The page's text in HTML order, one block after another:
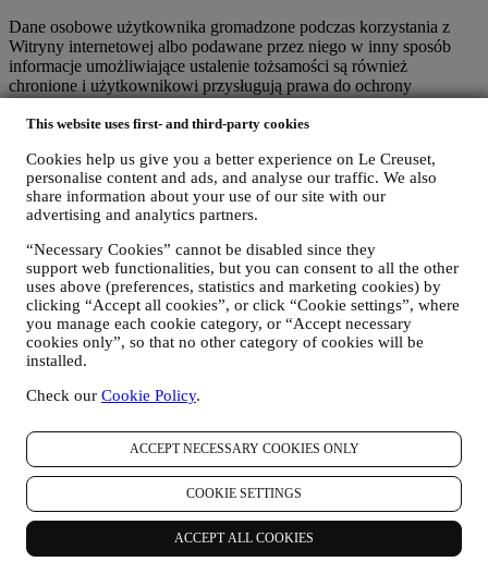
This website uses first- and third-party cookies
Cookies help us give you a better experience on Le Creuset,
personalise content and ads, and analyse our traffic. We also
share information about your use of our site with our
advertising and analytics partners.
“Necessary Cookies” cannot be disabled since they
support web functionalities, but you can consent to all the other
uses above (preferences, statistics and marketing cookies) by
clicking “Accept all cookies”, or click “Cookie settings”, where
you manage each cookie category, or “Accept necessary
cookies only”, so that no other category of cookies will be
installed.
Check our Cookie Policy.
ACCEPT NECESSARY COOKIES ONLY
COOKIE SETTINGS
ACCEPT ALL COOKIES
Dane osobowe użytkownika gromadzone podczas korzystania z
Witryny internetowej albo podawane przez niego w inny sposób
informacje umożliwiające ustalenie tożsamości są również
chronione i użytkownikowi przysługują prawa do ochrony
2. KTO GROMADZI DANE UŻYTKOWNIKA?
commerce oferowanych za pośrednictwem Witryny internetowej jest
Le Creuset Poland Sp. z o.o. z siedzibą pod adresem ul.
Marszałkowska 126/134, 00-008 Warszawa.
Jeżeli użytkownik zdecyduje się otrzymywać od nas materiały
marketingowe, stanie się częścią bazy danych klientów grupy Le
Creuset, którą zarządza spółka Le Creuset Group AG działającą w
charakterze administratora z siedzibą pod adresem Neuhofstrasse 4 ,
Baar, Zug, 6340 Szwajcaria (która wyznaczyła jako przedstawiciela
w UE Le Creuset SL, numer VAT B62153630, z siedzibą w Paseo
de Gracia 9, 2º, 08007 Barcelona, Hiszpania), w oparciu o umowę o
współadministrowaniu, która zasadniczo zapewnia (a) Le Creuset
spersonalizowaną obsługę klienta; (b) lokalne podmioty Le Creuset
niezależnie opracowujące komunikację/inicjatywy marketingowe
lokalnie w Polsce (c) obaj współadministratorzy zobowiązani do
rozpatrywania wniosków o prawa osoby, której dane dotyczą.
3. DLACZEGO GROMADZIMY TE DANE?
Dane osobowe mogą być przetwarzane do następujących celów:
W CELU WYPEŁNIENIA OBOWIĄZKÓW